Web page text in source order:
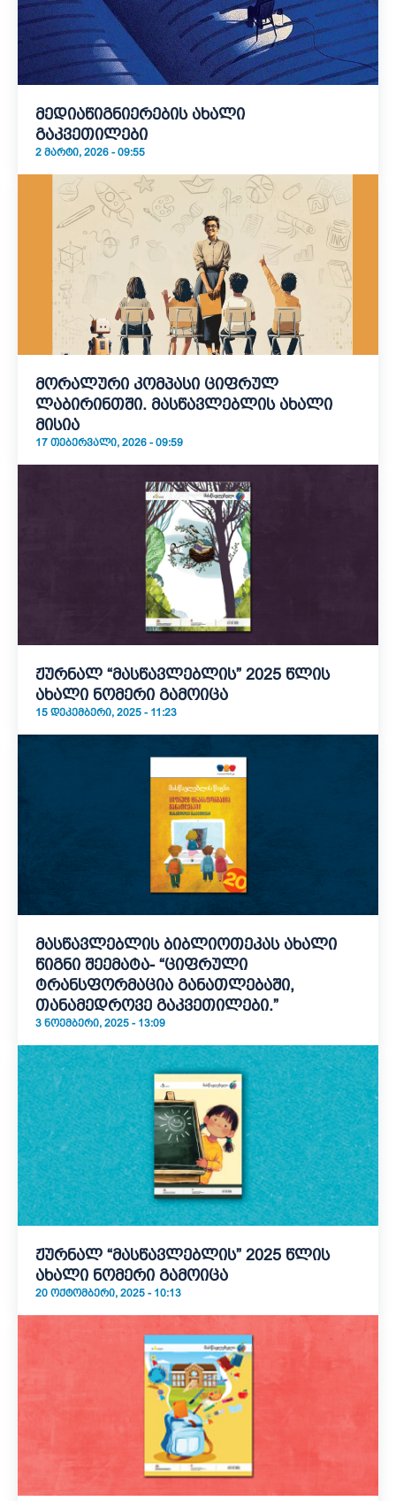
მედიაწიგნიერების ახალი
გაკვეთილები
2 ᲛᲐᲠᲢᲘ, 2026 - 09:55
მორალური კომპასი ციფრულ
ლაბირინთში. მასწავლებლის ახალი
მისია
17 ᲗᲔᲑᲔᲠᲕᲐᲚᲘ, 2026 - 09:59
ჟურნალ “მასწავლებლის” 2025 წლის
ახალი ნომერი გამოიცა
15 ᲓᲔᲙᲔᲛᲑᲔᲠᲘ, 2025 - 11:23
მასწავლებლის ბიბლიოთეკას ახალი
წიგნი შეემატა- “ციფრული
ტრანსფორმაცია განათლებაში,
თანამედროვე გაკვეთილები.”
3 ᲜᲝᲔᲛᲑᲔᲠᲘ, 2025 - 13:09
ჟურნალ “მასწავლებლის” 2025 წლის
ახალი ნომერი გამოიცა
20 ᲝᲥᲢᲝᲛᲑᲔᲠᲘ, 2025 - 10:13